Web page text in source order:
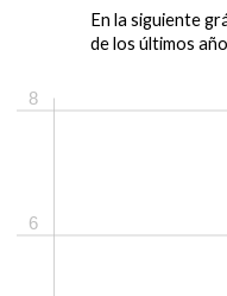
En la siguiente
de los últimos
8
6